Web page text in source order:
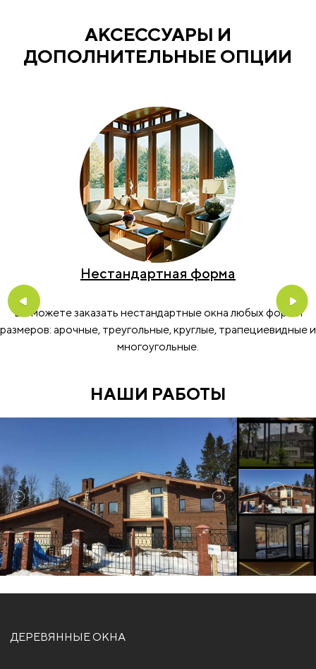
АКСЕССУАРЫ И
ДОПОЛНИТЕЛЬНЫЕ ОПЦИИ
Нестандартная форма
Вы можете заказать нестандартные окна любых форм и
размеров: арочные, треугольные, круглые, трапециевидные и
многоугольные.
Previous
НАШИ РАБОТЫ
ДЕРЕВЯННЫЕ ОКНА